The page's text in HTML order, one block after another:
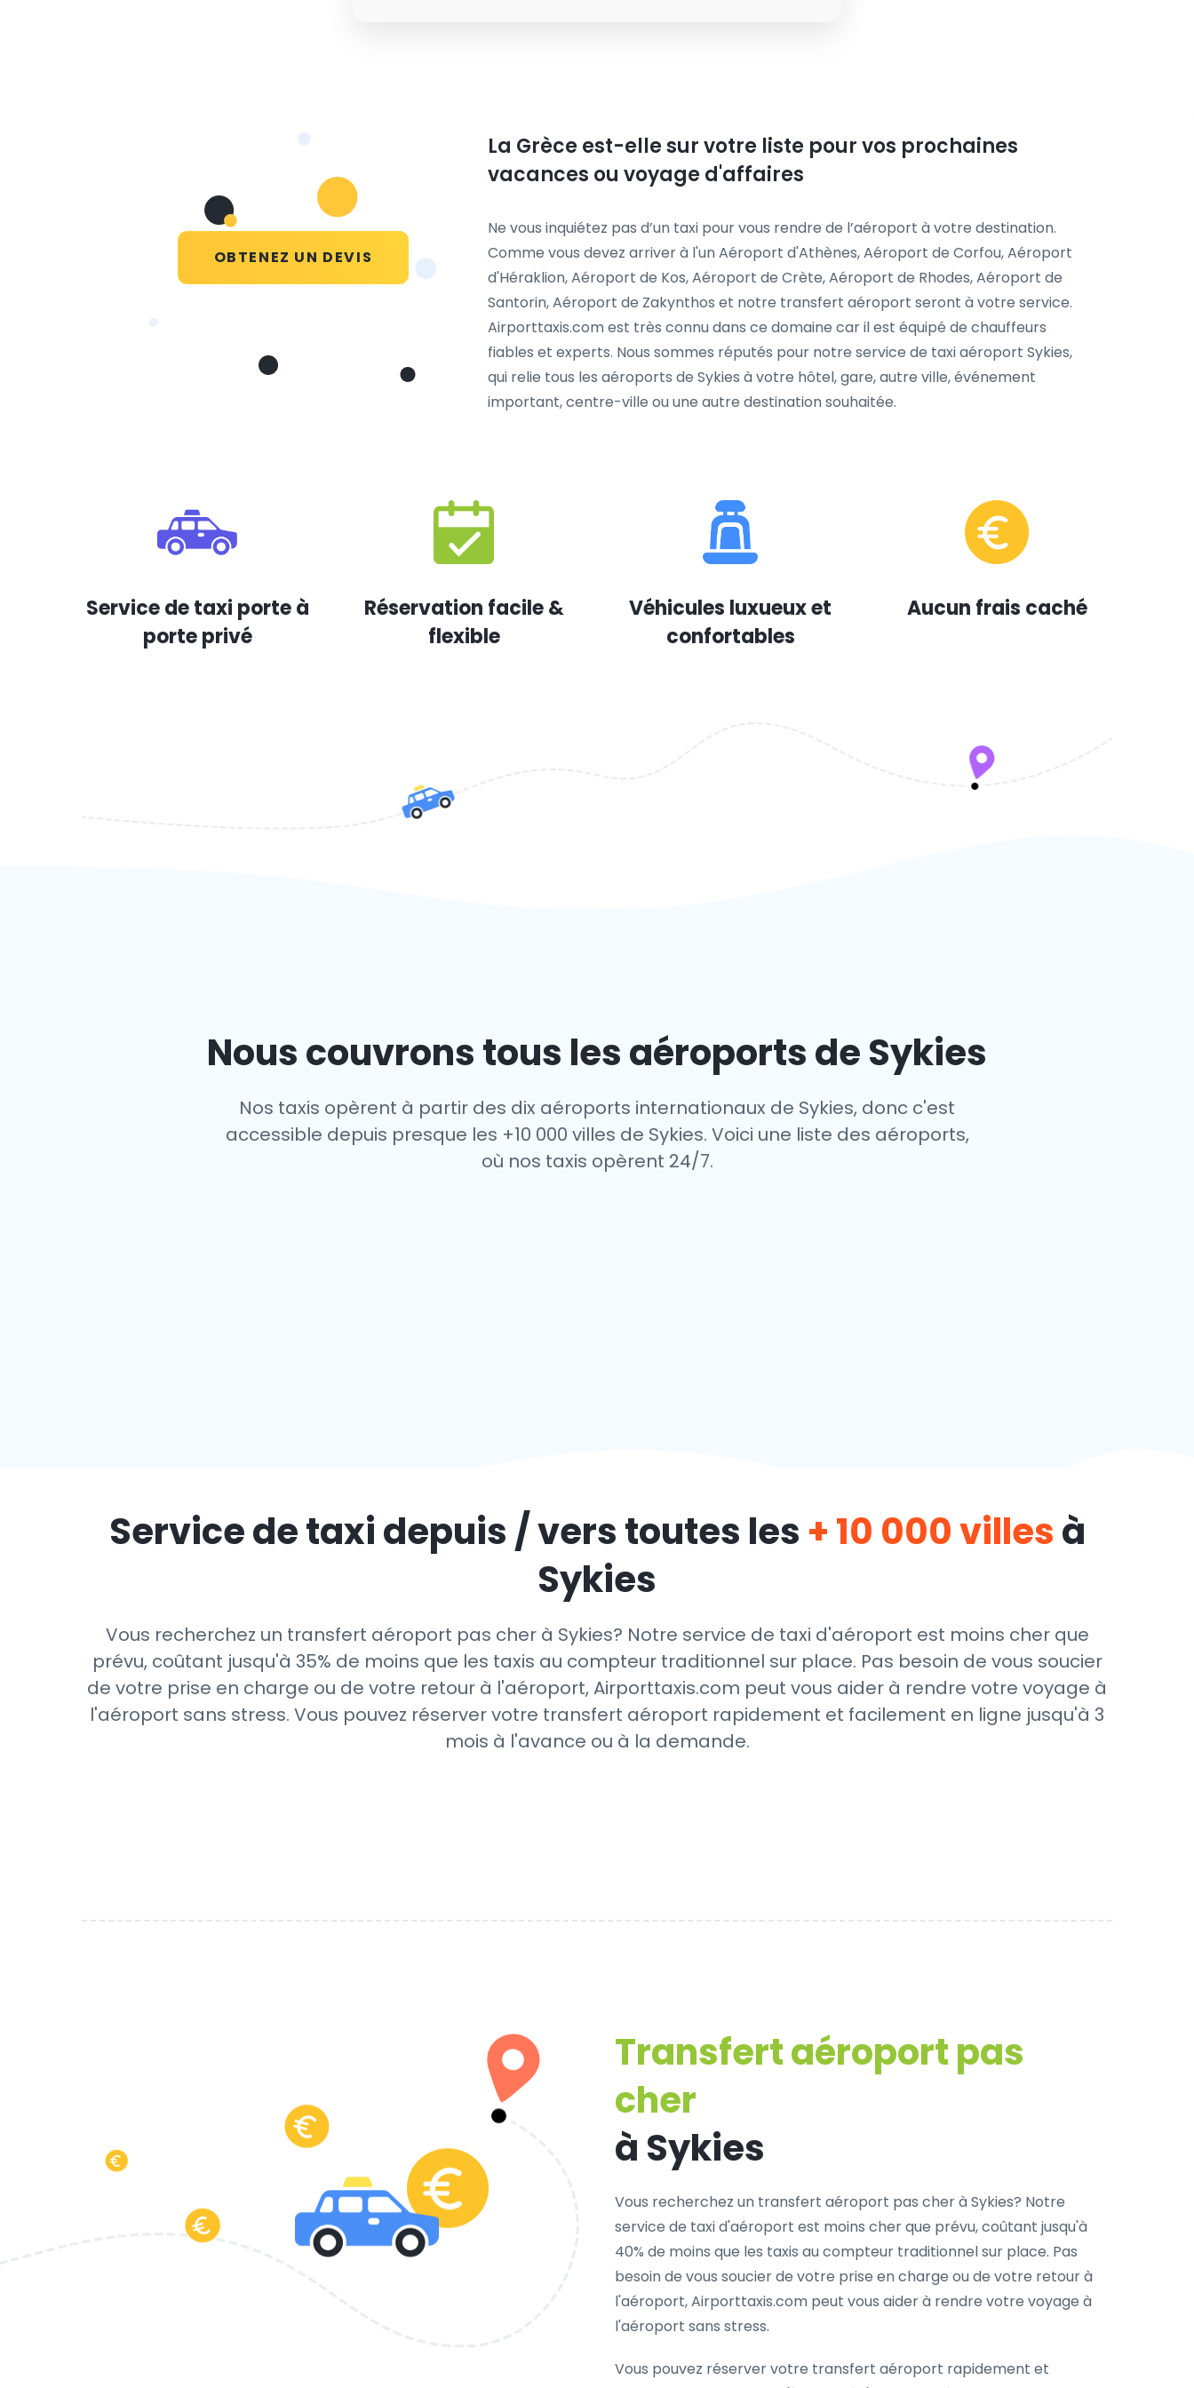
OBTENEZ UN DEVIS
La Grèce est-elle sur votre liste pour vos prochaines
vacances ou voyage d'affaires
Ne vous inquiétez pas d’un taxi pour vous rendre de l’aéroport à votre destination.
Comme vous devez arriver à l'un Aéroport d'Athènes, Aéroport de Corfou, Aéroport
d'Héraklion, Aéroport de Kos, Aéroport de Crète, Aéroport de Rhodes, Aéroport de
Santorin, Aéroport de Zakynthos et notre transfert aéroport seront à votre service.
Airporttaxis.com est très connu dans ce domaine car il est équipé de chauffeurs
fiables et experts. Nous sommes réputés pour notre service de taxi aéroport Sykies,
qui relie tous les aéroports de Sykies à votre hôtel, gare, autre ville, événement
important, centre-ville ou une autre destination souhaitée.
Service de taxi porte à
porte privé
Réservation facile &
flexible
Véhicules luxueux et
confortables
Aucun frais caché
Nous couvrons tous les aéroports de Sykies
Nos taxis opèrent à partir des dix aéroports internationaux de Sykies, donc c'est
accessible depuis presque les +10 000 villes de Sykies. Voici une liste des aéroports,
où nos taxis opèrent 24/7.
Service de taxi depuis / vers toutes les + 10 000 villesà
Sykies
Vous recherchez un transfert aéroport pas cher à Sykies? Notre service de taxi d'aéroport est moins cher que
prévu, coûtant jusqu'à 35% de moins que les taxis au compteur traditionnel sur place. Pas besoin de vous soucier
de votre prise en charge ou de votre retour à l'aéroport, Airporttaxis.com peut vous aider à rendre votre voyage à
l'aéroport sans stress. Vous pouvez réserver votre transfert aéroport rapidement et facilement en ligne jusqu'à 3
mois à l'avance ou à la demande.
Transfert aéroport pas
cher
à Sykies
Vous recherchez un transfert aéroport pas cher à Sykies? Notre
service de taxi d'aéroport est moins cher que prévu, coûtant jusqu'à
40% de moins que les taxis au compteur traditionnel sur place. Pas
besoin de vous soucier de votre prise en charge ou de votre retour à
l'aéroport, Airporttaxis.com peut vous aider à rendre votre voyage à
l'aéroport sans stress.
Vous pouvez réserver votre transfert aéroport rapidement et